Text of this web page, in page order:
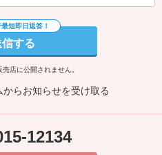
する
店に公開されません。
らお知らせを受け取る
12134